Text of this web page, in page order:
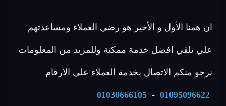
ان همنا الأول و الأخير هو رضي العملاء ومساعدتهم
علي تلقي افضل خدمة ممكنة وللمزيد من المعلومات
نرجو منكم الاتصال بخدمة العملاء علي الارقام
01095096622
-
01030666105